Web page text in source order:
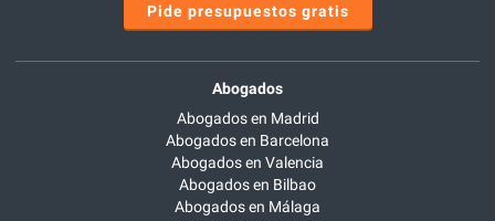
Pide presupuestos gratis
Abogados
Abogados en Madrid
Abogados en Barcelona
Abogados en Valencia
Abogados en Bilbao
Abogados en Málaga